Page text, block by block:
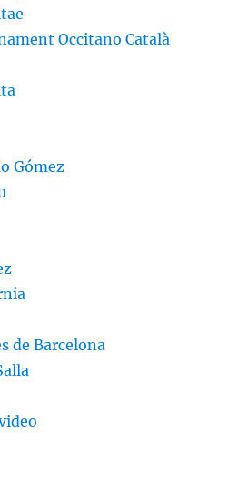
Occitano Català
Gómez
de Barcelona